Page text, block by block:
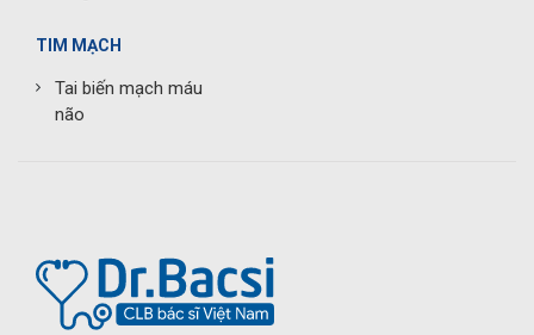
TIM MẠCH
Tai biến mạch máu
não